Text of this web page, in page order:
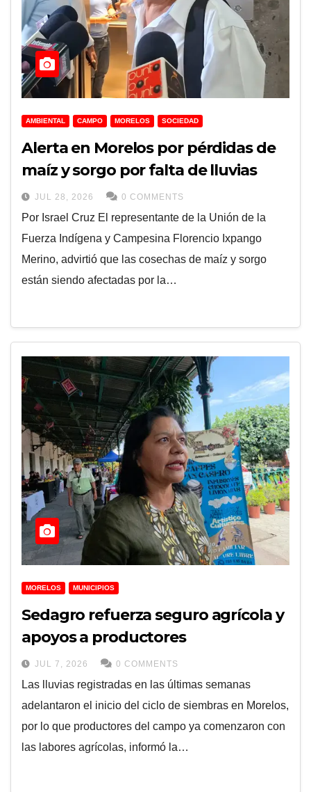
AMBIENTAL CAMPO MORELOS SOCIEDAD
Alerta en Morelos por pérdidas de
maíz y sorgo por falta de lluvias
JUL 28, 2026 0 COMMENTS
Por Israel Cruz El representante de la Unión de la
Fuerza Indígena y Campesina Florencio Ixpango
Merino, advirtió que las cosechas de maíz y sorgo
están siendo afectadas por la…
MORELOS MUNICIPIOS
Sedagro refuerza seguro agrícola y
apoyos a productores
JUL 7, 2026 0 COMMENTS
Las lluvias registradas en las últimas semanas
adelantaron el inicio del ciclo de siembras en Morelos,
por lo que productores del campo ya comenzaron con
las labores agrícolas, informó la…